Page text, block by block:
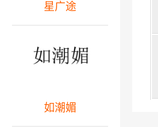
星广途
如潮媚